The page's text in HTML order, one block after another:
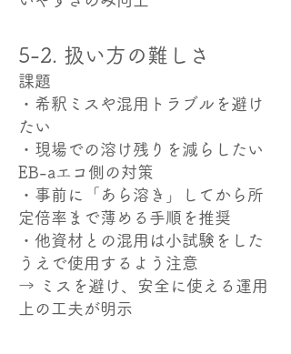
5-2. 扱い方の難しさ
課題
・希釈ミスや混用トラブルを避け
たい
・現場での溶け残りを減らしたい
EB-aエコ側の対策
・事前に「あら溶き」してから所
定倍率まで薄める手順を推奨
・他資材との混用は小試験をした
うえで使用するよう注意
→ ミスを避け、安全に使える運用
上の工夫が明示